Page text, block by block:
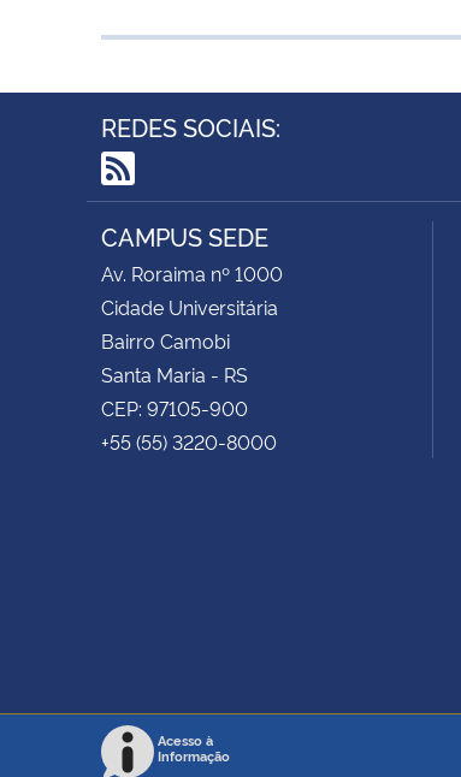
REDES SOCIAIS:
RSS
CAMPUS SEDE
Av. Roraima nº 1000
Cidade Universitária
Bairro Camobi
Santa Maria - RS
CEP: 97105-900
+55 (55) 3220-8000
Acesso à
Informação